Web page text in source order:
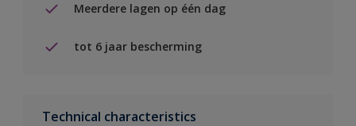
Meerdere lagen op één dag
tot 6 jaar bescherming
Technical characteristics